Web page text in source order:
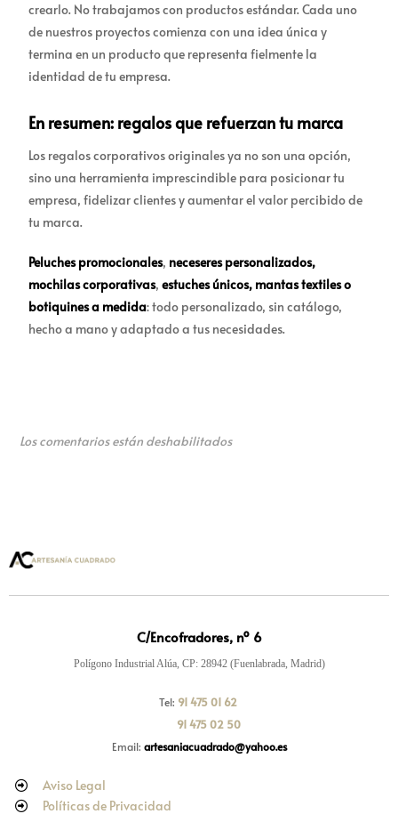
crearlo. No trabajamos con productos estándar. Cada uno
de nuestros proyectos comienza con una idea única y
termina en un producto que representa fielmente la
identidad de tu empresa.
En resumen: regalos que refuerzan tu marca
Los regalos corporativos originales ya no son una opción,
sino una herramienta imprescindible para posicionar tu
empresa, fidelizar clientes y aumentar el valor percibido de
tu marca.
Peluches promocionales, neceseres personalizados,
mochilas corporativas,estuches únicos, mantas textileso
botiquines a medida: todo personalizado, sin catálogo,
hecho a mano y adaptado a tus necesidades.
Los comentarios están deshabilitados
C/Encofradores, nº 6
Polígono Industrial Alúa, CP: 28942 (Fuenlabrada, Madrid)
Tel: 91 475 01 62
91 475 02 50
Email: artesaniacuadrado@yahoo.es
Aviso Legal
Políticas de Privacidad